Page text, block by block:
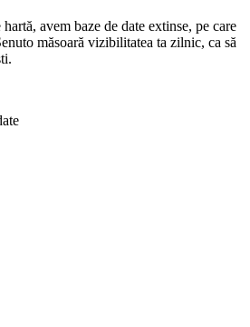
avem baze de date extinse, pe care
măsoară vizibilitatea ta zilnic, ca să